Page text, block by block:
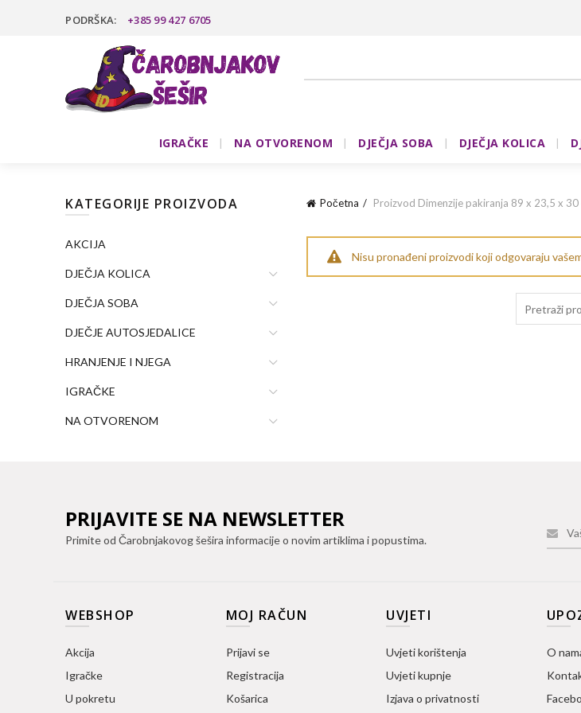
PODRŠKA: +385 99 427 6705
IGRAČKE NA OTVORENOM DJEČJA SOBA DJEČJA KOLICA
Početna Proizvod Dimenzije pakiranja 89 x 23,5 x 30
Nisu pronađeni proizvodi koji odgovaraju
for:
KATEGORIJE PROIZVODA
AKCIJA
DJEČJA KOLICA
DJEČJA SOBA
DJEČJE AUTOSJEDALICE
HRANJENJE I NJEGA
IGRAČKE
NA OTVORENOM
PRIJAVITE SE NA NEWSLETTER
Primite od Čarobnjakovog šešira informacije o novim artiklima i popustima.
WEBSHOP
Akcija
Igračke
U pokretu
MOJ RAČUN
Prijavi se
Registracija
Košarica
UVJETI
Uvjeti korištenja
Uvjeti kupnje
Izjava o privatnosti
O